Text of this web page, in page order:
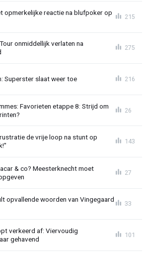
opmerkelijke reactie na blufpoker op
215
onmiddellijk verlaten na
275
Superster slaat weer toe 216
Favorieten etappe 8: Strijd om
26
de vrije loop na stunt op
143
& co? Meesterknecht moet
27
opvallende woorden van Vingegaard
33
verkeerd af: Viervoudig
gehavend
101